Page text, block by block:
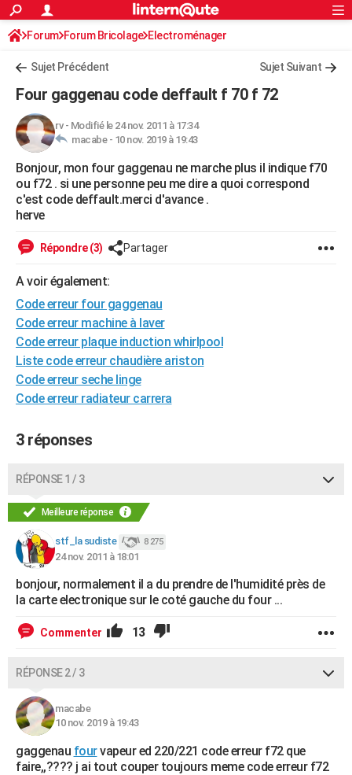
ACTUALITÉS
Politique
Société
Faits Divers
Education
Monde
Villes
+
FINANCE
Retraite
Impôts
Epargne
Immobilier
Risques naturels par ville
Banque
Assurance
Crédit
AUTO
Essais
Réserver un essai
Citadines
Berlines
SUV
Forum auto
+HIGH-TECH
Mobiles
Meilleur smartphone
Internet
Ordinateurs
Jeux vidéo
Guide high-tech
+BRICOLAGE
Forum
Aménagement intérieur
Extérieur
Cuisine
Salle de bains
Jardinage
Rangement
WEEK-END
LIFESTYLE
Art de vivre
Bien-être
Loisirs
Mode
Modes de vie
SANTE
Alimentation
Guide de la santé
Maladies
Médicaments
Sommeil
VOYAGE
Destinations
City break
Voyage nature
Voyage de noces
Forum
Climat
+PHOTO
GUIDES D'ACHAT
BONS PLANS
PROGRAMME TV
COPAINS D'AVANT
S'inscrire
Se connecter
Lycées
Collèges
Primaires
Universités
Entreprises
Service militaire
Avis de recherche
AVIS DE DÉCÈS
FORUM
S'inscrire
Connexion
Forum Forum Bricolage Electroménager
Sujet Précédent Sujet Suivant
Four gaggenau code deffault f 70 f 72
rv- Modifié le 24 nov. 2011 à 17:34
macabe - 10 nov. 2019 à 19:43
Bonjour, mon four gaggenau ne marche plus il indique f70
ou f72 . si une personne peu me dire a quoi correspond
c'est code deffault.merci d'avance .
herve
Répondre (3) Partager
A voir également:
Code erreur four gaggenau
Code erreur machine à laver
Code erreur plaque induction whirlpool
Liste code erreur chaudière ariston
Code erreur seche linge
Code erreur radiateur carrera
3 réponses
RÉPONSE 1 / 3
Meilleure réponse
stf_la sudiste 8 275
24 nov. 2011 à 18:01
bonjour, normalement il a du prendre de l'humidité près de
la carte electronique sur le coté gauche du four ...
Commenter 13
RÉPONSE 2 / 3
macabe
10 nov. 2019 à 19:43
gaggenau fourvapeur ed 220/221 code erreur f72 que
faire,,???? j ai tout couper toujours meme code erreur f72